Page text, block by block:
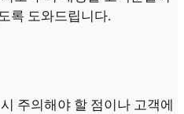
록 도와드립니다.
주의해야 할 점이나 고객에